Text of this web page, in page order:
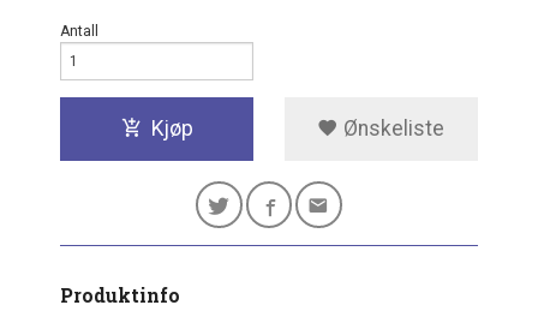
Antall
Kjøp Ønskeliste
Produktinfo